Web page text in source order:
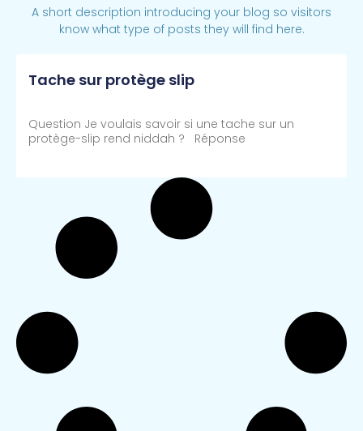
A short description introducing your blog so visitors
know what type of posts they will find here.
Tache sur protège slip
Question Je voulais savoir si une tache sur un
protège-slip rend niddah ? Réponse